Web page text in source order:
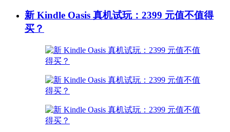
新 Kindle Oasis 真机试玩：2399 元值不值得
买？